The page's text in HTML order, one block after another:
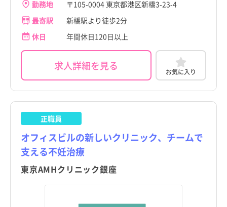
勤務地
〒105-0004 東京都港区新橋3-23-4
最寄駅
新橋駅より徒歩2分
休日
年間休日120日以上
求人詳細を見る お気に入り
正職員
オフィスビルの新しいクリニック、チームで
支える不妊治療
東京AMHクリニック銀座